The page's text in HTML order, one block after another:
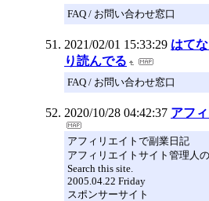
FAQ / お問い合わせ窓口
2021/02/01 15:33:29 はて
り読んでる
FAQ / お問い合わせ窓口
2020/10/28 04:42:37 アフ
アフィリエイトで副業日記
アフィリエイトサイト管理人
Search this site.
2005.04.22 Friday
スポンサーサイト